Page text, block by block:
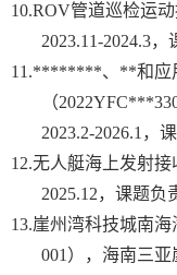
10.ROV管道巡检运
2023.11-2024.3，
11.********、 **和应
（
2023.2-2026.1 ，
12.无人艇海上发射接
2025.12，课题负
13.崖州湾科技城南
001 ），海南三亚